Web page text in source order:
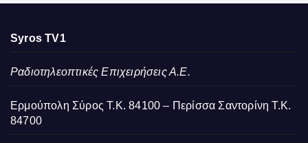
Syros TV1
Ραδιοτηλεοπτικές Επιχειρήσεις Α.Ε.
Ερμούπολη Σύρος Τ.Κ. 84100 – Περίσσα Σαντορίνη Τ.Κ.
84700